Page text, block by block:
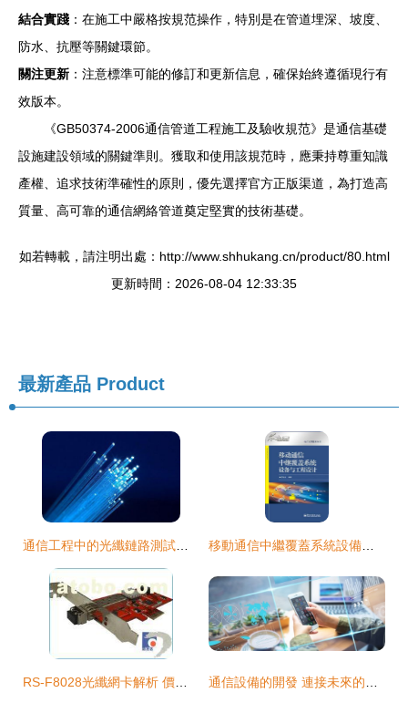
結合實踐 ：在施工中嚴格按規范操作，特別是在管道埋深、坡度、
防水、抗壓等關鍵環節。
關注更新 ：注意標準可能的修訂和更新信息，確保始終遵循現行有
效版本。
《GB50374-2006通信管道工程施工及驗收規范》是通信基礎
設施建設領域的關鍵準則。獲取和使用該規范時，應秉持尊重知識
產權、追求技術準確性的原則，優先選擇官方正版渠道，為打造高
質量、高可靠的通信網絡管道奠定堅實的技術基礎。
如若轉載，請注明出處：http://www.shhukang.cn/product/80.html
更新時間：2026-08-04 12:33:35
最新產品 Product